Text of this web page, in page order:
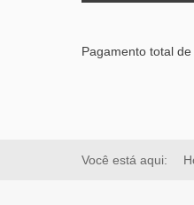
Pagamento total
Você está aqui: